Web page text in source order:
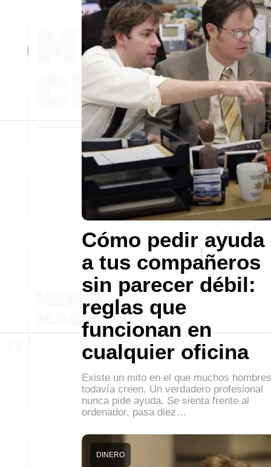
Cómo pedir ayuda
a tus compañeros
sin parecer débil:
reglas que
funcionan en
cualquier oficina
Existe un mito en el que muchos hombres
todavía creen. Un verdadero profesional
nunca pide ayuda. Se sienta frente al
ordenador, pasa diez…
DINERO